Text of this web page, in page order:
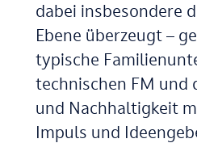
dabei insbesondere
Ebene überzeugt –
typische
technischen FM und
und Nachhaltigkeit
Impuls und